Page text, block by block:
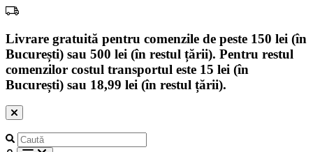
Livrare gratuită pentru comenzile de peste 150 lei (în
București) sau 500 lei (în restul țării). Pentru restul
comenzilor costul transportul este 15 lei (în
București) sau 18,99 lei (în restul țării).